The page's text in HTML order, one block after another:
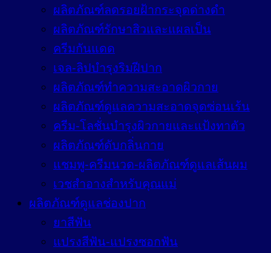
ผลิตภัณฑ์ลดรอยฝ้ากระจุดด่างดำ
ผลิตภัณฑ์รักษาสิวและแผลเป็น
ครีมกันแดด
เจล-ลิปบำรุงริมฝีปาก
ผลิตภัณฑ์ทำความสะอาดผิวกาย
ผลิตภัณฑ์ดูแลความสะอาดจุดซ่อนเร้น
ครีม-โลชั่นบำรุงผิวกายและแป้งทาตัว
ผลิตภัณฑ์ดับกลิ่นกาย
แชมพู-ครีมนวด-ผลิตภัณฑ์ดูแลเส้นผม
เวชสำอางสำหรับคุณแม่
ผลิตภัณฑ์ดูแลช่องปาก
ยาสีฟัน
แปรงสีฟัน-แปรงซอกฟัน